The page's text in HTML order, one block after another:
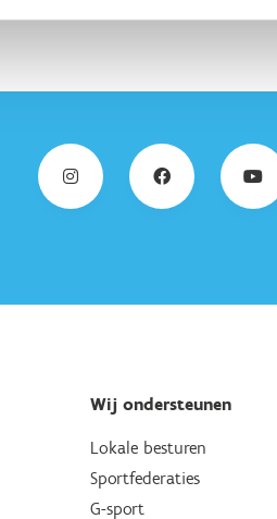
Wij ondersteunen
Lokale besturen
Sportfederaties
G-sport